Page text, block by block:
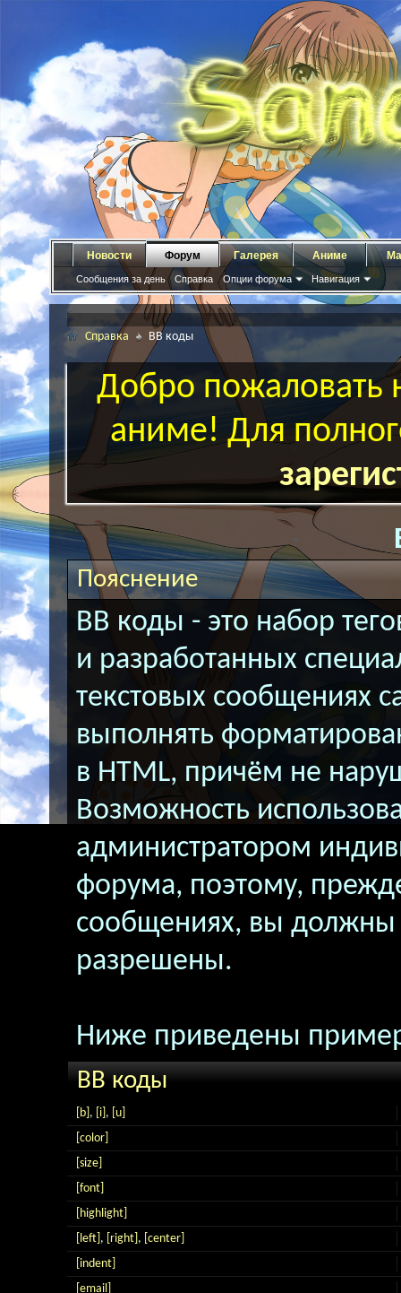
Новости Форум
Сообщения за день Справка Опции форума Навигация
Галерея Аниме
Справка BB коды
Добро пожаловать
аниме! Для
Пояснение
BB коды - это набор
и разработанных
текстовых сообщениях
выполнять
в HTML, причём не
Возможность
администратором
форума, поэтому,
сообщениях, вы должны
разрешены.
Ниже приведены
BB коды
[b] , [i] , [u]
[color]
[size]
[font]
[highlight]
[left] , [right] , [center]
[indent]
[email]